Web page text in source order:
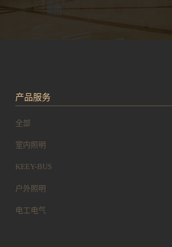
产品服务
全部
室内照明
KEEY-BUS
户外照明
电工电气